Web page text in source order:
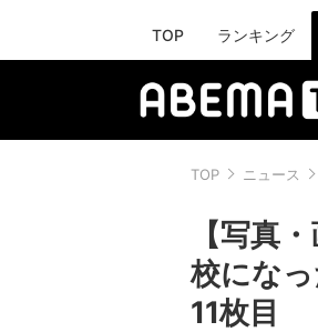
TOP ランキング
TOP ニュース
【写真
校にな
11枚目